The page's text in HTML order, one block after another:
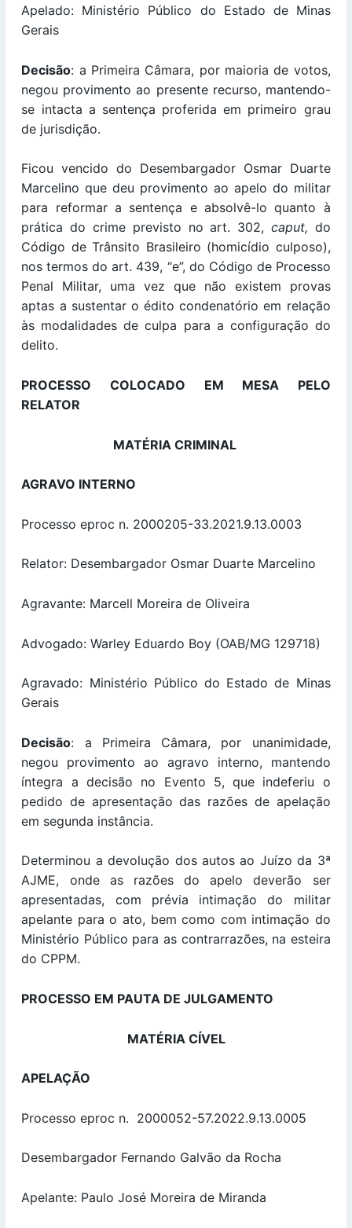
Apelado: Ministério Público do Estado de Minas
Gerais
Decisão: a Primeira Câmara, por maioria de votos,
negou provimento ao presente recurso, mantendo-
se intacta a sentença proferida em primeiro grau
de jurisdição.
Ficou vencido do Desembargador Osmar Duarte
Marcelino que deu provimento ao apelo do militar
para reformar a sentença e absolvê-lo quanto à
prática do crime previsto no art. 302, caput, do
Código de Trânsito Brasileiro (homicídio culposo),
nos termos do art. 439, “e”, do Código de Processo
Penal Militar, uma vez que não existem provas
aptas a sustentar o édito condenatório em relação
às modalidades de culpa para a configuração do
delito.
PROCESSO COLOCADO EM MESA PELO
RELATOR
MATÉRIA CRIMINAL
AGRAVO INTERNO
Processo eproc n. 2000205-33.2021.9.13.0003
Relator: Desembargador Osmar Duarte Marcelino
Agravante: Marcell Moreira de Oliveira
Advogado: Warley Eduardo Boy (OAB/MG 129718)
Agravado: Ministério Público do Estado de Minas
Gerais
Decisão: a Primeira Câmara, por unanimidade,
negou provimento ao agravo interno, mantendo
íntegra a decisão no Evento 5, que indeferiu o
pedido de apresentação das razões de apelação
em segunda instância.
Determinou a devolução dos autos ao Juízo da 3ª
AJME, onde as razões do apelo deverão ser
apresentadas, com prévia intimação do militar
apelante para o ato, bem como com intimação do
Ministério Público para as contrarrazões, na esteira
do CPPM.
PROCESSO EM PAUTA DE JULGAMENTO
MATÉRIA CÍVEL
APELAÇÃO
Processo eproc n. 2000052-57.2022.9.13.0005
Desembargador Fernando Galvão da Rocha
Apelante: Paulo José Moreira de Miranda